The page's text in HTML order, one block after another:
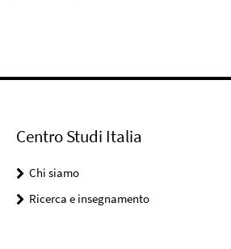
Centro Studi Italia
Chi siamo
Ricerca e insegnamento